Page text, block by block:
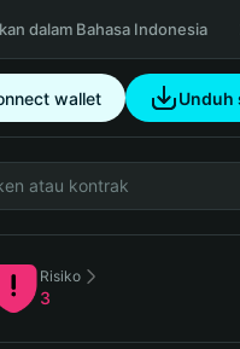
dalam Bahasa Indonesia
wallet Unduh
Risiko
3